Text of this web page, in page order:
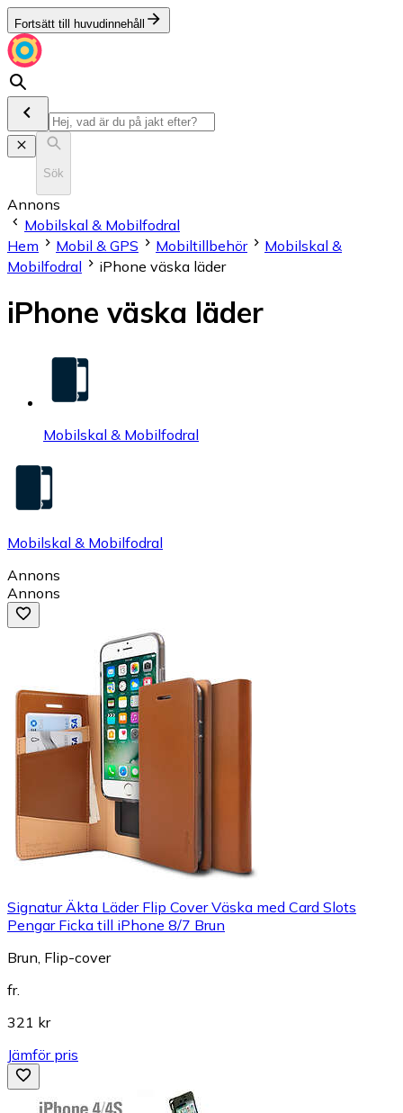
Fortsätt till huvudinnehåll
Sök
Annons
Mobilskal & Mobilfodral
Hem
Mobil & GPS Mobiltillbehör
Mobilskal &
Mobilfodral
iPhone väska läder
iPhone väska läder
Mobilskal & Mobilfodral
Mobilskal & Mobilfodral
Annons
Annons
Signatur Äkta Läder Flip Cover Väska med Card Slots
Pengar Ficka till iPhone 8/7 Brun
Brun, Flip-cover
fr.
321 kr
Jämför pris